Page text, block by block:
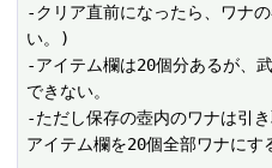
-クリア直前になったら、ワナ
い。)
-アイテム欄は20個分あるが、
できない。
-ただし保存の壺内のワナは引
アイテム欄を20個全部ワナにす